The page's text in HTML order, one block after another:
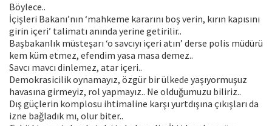
Böylece..
İçişleri Bakanı’nın ‘mahkeme kararını boş verin, kırın kapısını
girin içeri’ talimatı anında yerine getirilir..
Başbakanlık müsteşarı ‘o savcıyı içeri atın’ derse polis müdürü
kem küm etmez, efendim yasa masa demez..
Savcı mavcı dinlemez, atar içeri..
Demokrasicilik oynamayız, özgür bir ülkede yaşıyormuşuz
havasına girmeyiz, rol yapmayız.. Ne olduğumuzu biliriz..
Dış güçlerin komplosu ihtimaline karşı yurtdışına çıkışları da
izne bağladık mı, olur biter..